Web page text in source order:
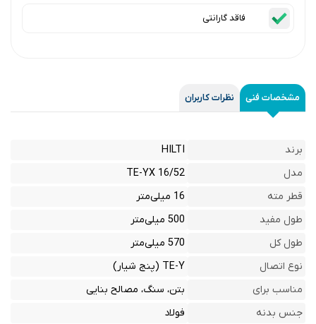
فاقد گارانتی
مشخصات فنی نظرات کاربران
برند
HILTI
مدل
TE-YX 16/52
قطر مته
16 میلی‌متر
طول مفید
500 میلی‌متر
طول کل
570 میلی‌متر
نوع اتصال
TE-Y (پنج شیار)
مناسب برای
بتن، سنگ، مصالح بنایی
جنس بدنه
فولاد